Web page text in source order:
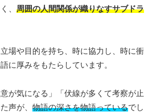
、 周囲の人間関係が織りなすサブドラ
場や目的を持ち、時に協力し、時に衝
に厚みをもたらしています。
意が気になる」「伏線が多くて考察が止
声が、 物語の深さを物語っているでし